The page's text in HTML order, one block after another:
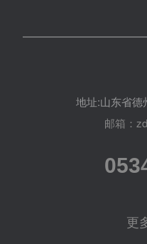
地址:山东省德
邮箱：
更